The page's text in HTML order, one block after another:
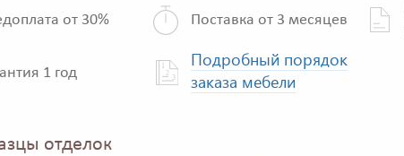
от 30% Поставка от 3 месяцев
1 год
Подробный порядок
заказа мебели
отделок